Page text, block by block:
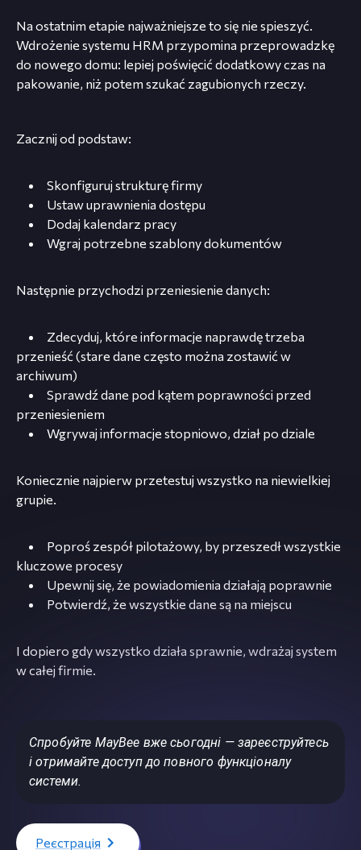
Na ostatnim etapie najważniejsze to się nie spieszyć.
Wdrożenie systemu HRM przypomina przeprowadzkę
do nowego domu: lepiej poświęcić dodatkowy czas na
pakowanie, niż potem szukać zagubionych rzeczy.
Zacznij od podstaw:
Skonfiguruj strukturę firmy
Ustaw uprawnienia dostępu
Dodaj kalendarz pracy
Wgraj potrzebne szablony dokumentów
Następnie przychodzi przeniesienie danych:
Zdecyduj, które informacje naprawdę trzeba
przenieść (stare dane często można zostawić w
archiwum)
Sprawdź dane pod kątem poprawności przed
przeniesieniem
Wgrywaj informacje stopniowo, dział po dziale
Koniecznie najpierw przetestuj wszystko na niewielkiej
grupie.
Poproś zespół pilotażowy, by przeszedł wszystkie
kluczowe procesy
Upewnij się, że powiadomienia działają poprawnie
Potwierdź, że wszystkie dane są na miejscu
I dopiero gdy wszystko działa sprawnie, wdrażaj system
w całej firmie.
Спробуйте MayBee вже сьогодні — зареєструйтесь
і отримайте доступ до повного функціоналу
системи.
Реєстрація